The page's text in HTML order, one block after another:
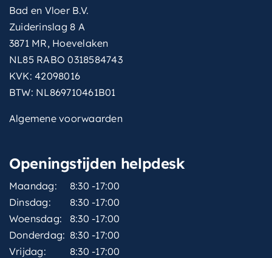
Bad en Vloer B.V.
Zuiderinslag 8 A
3871 MR, Hoevelaken
NL85 RABO 0318584743
KVK: 42098016
BTW: NL869710461B01
Algemene voorwaarden
Openingstijden helpdesk
Maandag:
8:30 -17:00
Dinsdag:
8:30 -17:00
Woensdag:
8:30 -17:00
Donderdag: 8:30 -17:00
Vrijdag:
8:30 -17:00